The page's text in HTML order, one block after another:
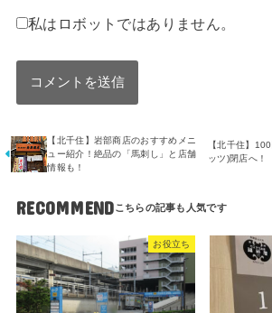
私はロボットではありません。
【北千住】岩部商店のおすすめメニ
ュー紹介！絶品の「馬刺し」と店舗
情報も！
【北千住】
ッツ)閉店へ！
RECOMMEND
お役立ち